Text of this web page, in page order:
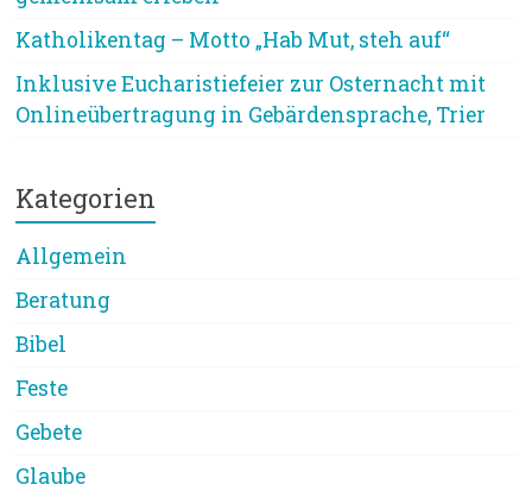
Katholikentag – Motto „Hab Mut, steh auf“
Inklusive Eucharistiefeier zur Osternacht mit
Onlineübertragung in Gebärdensprache, Trier
Kategorien
Allgemein
Beratung
Bibel
Feste
Gebete
Glaube